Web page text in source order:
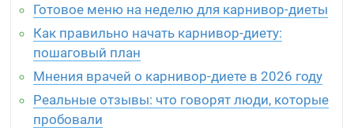
Готовое меню на неделю для карнивор-диеты
Как правильно начать карнивор-диету:
пошаговый план
Мнения врачей о карнивор-диете в 2026 году
Реальные отзывы: что говорят люди, которые
пробовали